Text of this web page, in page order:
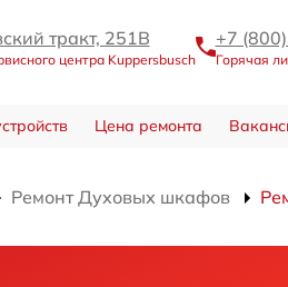
тракт, 251В
центра Kuppersbusch
+7
Горячая
Цена ремонта
Ремонт Духовых шкафов